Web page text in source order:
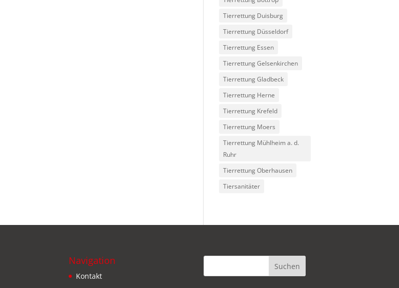
Tierrettung Duisburg
Tierrettung Düsseldorf
Tierrettung Essen
Tierrettung Gelsenkirchen
Tierrettung Gladbeck
Tierrettung Herne
Tierrettung Krefeld
Tierrettung Moers
Tierrettung Mühlheim a. d.
Ruhr
Tierrettung Oberhausen
Tiersanitäter
Navigation
Kontakt